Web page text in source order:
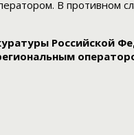
В противном
Российской